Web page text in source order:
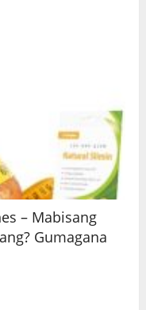
– Mabisang
Gumagana